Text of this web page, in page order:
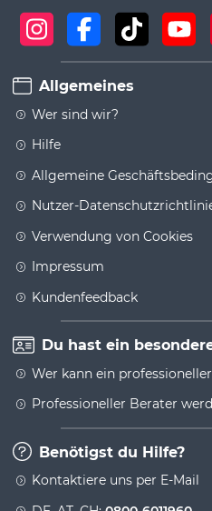
Allgemeines
Wer sind wir?
Hilfe
Allgemeine
Nutzer-
Verwendung von Cookies
Impressum
Kundenfeedback
Du hast ein
Wer kann ein
Professioneller Berater
Benötigst du Hilfe?
Kontaktiere uns per E-Mail